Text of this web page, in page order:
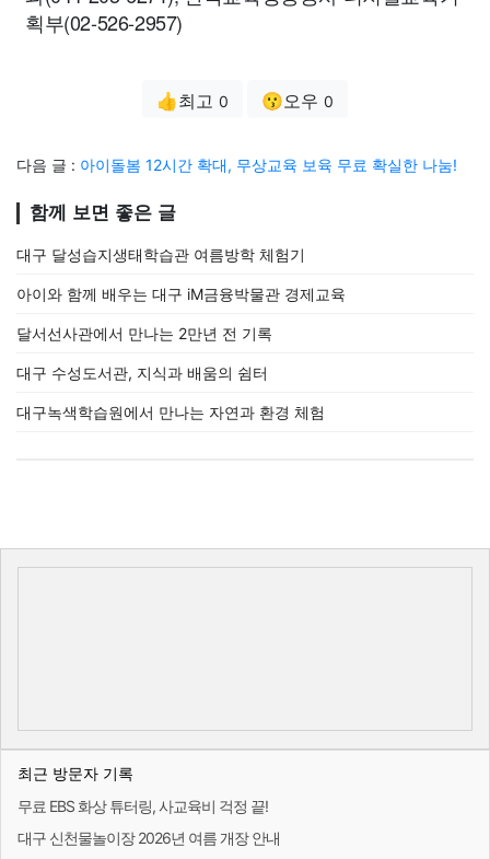
획부(02-526-2957)
👍최고 0 😗오우 0
다음 글 : 아이돌봄 12시간 확대, 무상교육 보육 무료 확실한 나눔!
함께 보면 좋은 글
대구 달성습지생태학습관 여름방학 체험기
아이와 함께 배우는 대구 iM금융박물관 경제교육
달서선사관에서 만나는 2만년 전 기록
대구 수성도서관, 지식과 배움의 쉼터
대구녹색학습원에서 만나는 자연과 환경 체험
최근 방문자 기록
무료 EBS 화상 튜터링, 사교육비 걱정 끝!
대구 신천물놀이장 2026년 여름 개장 안내